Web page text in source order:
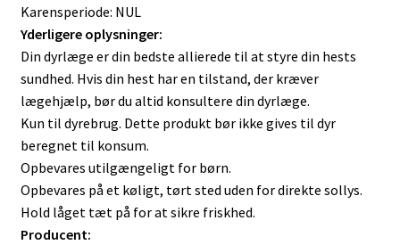
Karensperiode: NUL
Yderligere oplysninger:
Din dyrlæge er din bedste allierede til at styre din hests
sundhed. Hvis din hest har en tilstand, der kræver
lægehjælp, bør du altid konsultere din dyrlæge.
Kun til dyrebrug. Dette produkt bør ikke gives til dyr
beregnet til konsum.
Opbevares utilgængeligt for børn.
Opbevares på et køligt, tørt sted uden for direkte sollys.
Hold låget tæt på for at sikre friskhed.
Producent: